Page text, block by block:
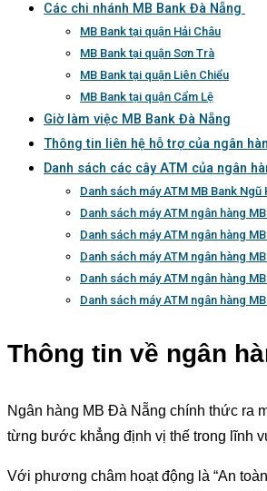
Các chi nhánh MB Bank Đà Nẵng
MB Bank tại quận Hải Châu
MB Bank tại quận Sơn Trà
MB Bank tại quận Liên Chiểu
MB Bank tại quận Cẩm Lệ
Giờ làm việc MB Bank Đà Nẵng
Thông tin liên hệ hỗ trợ của ngân
Danh sách các cây ATM của ngân
Danh sách máy ATM MB Bank Ngũ
Danh sách máy ATM ngân hàng
Danh sách máy ATM ngân hàng
Danh sách máy ATM ngân hàng
Danh sách máy ATM ngân hàng
Danh sách máy ATM ngân hàng
Thông tin về ngân
Ngân hàng MB Đà Nẵng chính thức ra
từng bước khẳng định vị thế trong lĩnh
Với phương châm hoạt động là “An